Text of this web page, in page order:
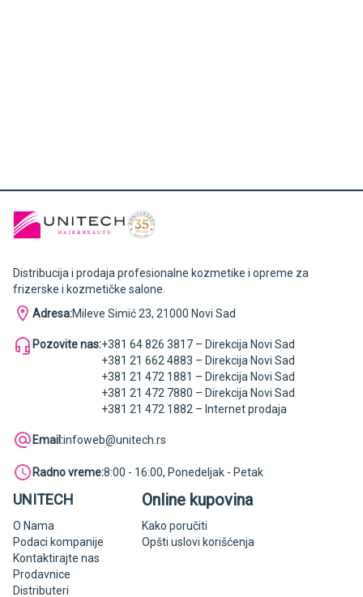
Distribucija i prodaja profesionalne kozmetike i opreme za
frizerske i kozmetičke salone.
Adresa:Mileve Simić 23, 21000 Novi Sad
Pozovite nas:+381 64 826 3817 – Direkcija Novi Sad
+381 21 662 4883 – Direkcija Novi Sad
+381 21 472 1881 – Direkcija Novi Sad
+381 21 472 7880 – Direkcija Novi Sad
+381 21 472 1882 – Internet prodaja
Email:infoweb@unitech.rs
Radno vreme:8:00 - 16:00, Ponedeljak - Petak
UNITECH
O Nama
Podaci kompanije
Kontaktirajte nas
Prodavnice
Distributeri
Online kupovina
Kako poručiti
Opšti uslovi korišćenja